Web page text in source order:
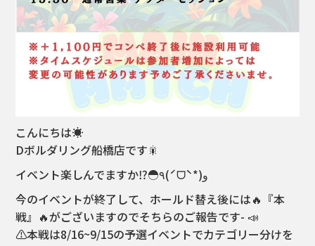
こんにちは☀️
Dボルダリング船橋店です🎇
イベント楽しんでますか⁉️◓٩(ˊᗜˋ*)و
今のイベントが終了して、ホールド替え後には🔥『本
戦』🔥がございますのでそちらのご報告です- 📣
⚠️本戦は8/16~9/15の予選イベントでカテゴリー分けを